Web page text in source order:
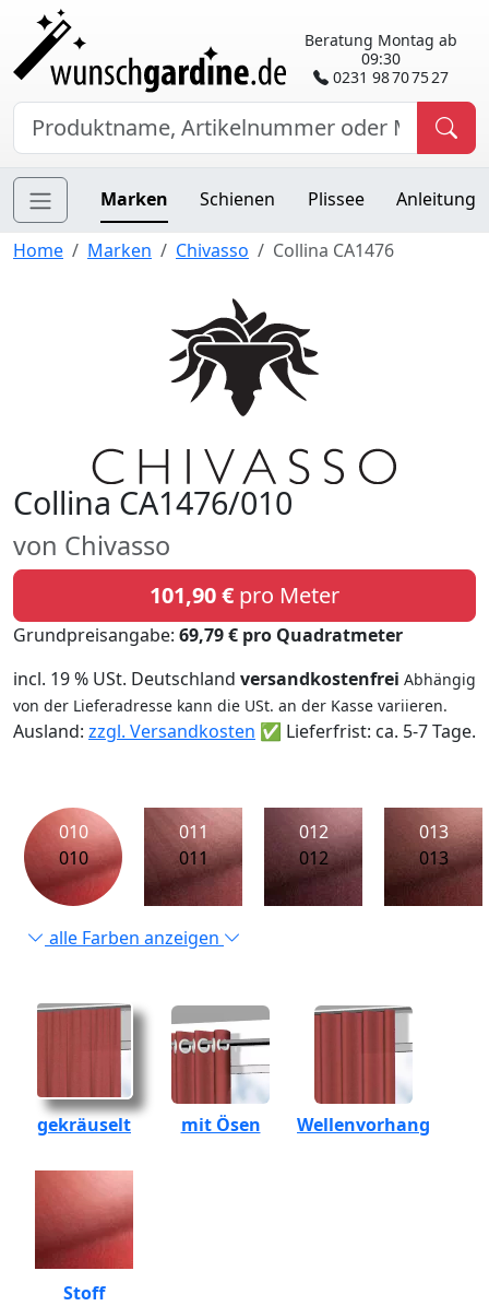
Beratung Montag ab
09:30
0231 98 70 75 27
Marken Schienen Plissee Anleitung
Home Marken Chivasso Collina CA1476
Collina CA1476/010
von Chivasso
101,90 € pro Meter
Grundpreisangabe: 69,79 € pro Quadratmeter
incl. 19 % USt. Deutschland versandkostenfrei Abhängig
von der Lieferadresse kann die USt. an der Kasse variieren.
Ausland: zzgl. Versandkosten ✅ Lieferfrist: ca. 5-7 Tage.
010
010
011
011
012
012
013
013
alle Farben anzeigen
gekräuselt mit Ösen Wellenvorhang
Stoff